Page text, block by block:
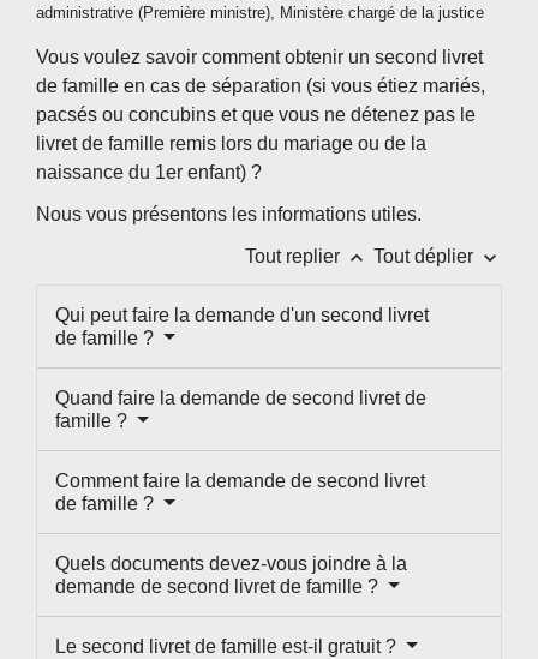
administrative (Première ministre), Ministère chargé de la justice
Vous voulez savoir comment obtenir un second livret
de famille en cas de séparation (si vous étiez mariés,
pacsés ou concubins et que vous ne détenez pas le
livret de famille remis lors du mariage ou de la
naissance du 1er enfant) ?
Nous vous présentons les informations utiles.
Tout replier keyboard_arrow_up Tout déplier keyboard_arrow_down
Qui peut faire la demande d'un second livret
de famille ?
Quand faire la demande de second livret de
famille ?
Comment faire la demande de second livret
de famille ?
Quels documents devez-vous joindre à la
demande de second livret de famille ?
Le second livret de famille est-il gratuit ?